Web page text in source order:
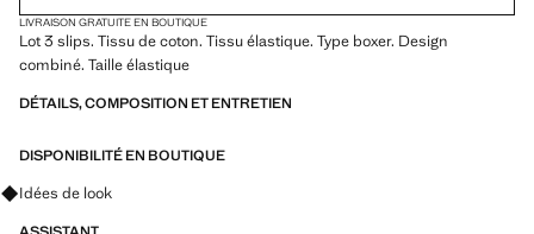
LIVRAISON GRATUITE EN BOUTIQUE
Lot 3 slips. Tissu de coton. Tissu élastique. Type boxer. Design
combiné. Taille élastique
DÉTAILS, COMPOSITION ET ENTRETIEN
DISPONIBILITÉ EN BOUTIQUE
Renseignez-vous sur les looks, les vêtements et les tendances
Idées de look